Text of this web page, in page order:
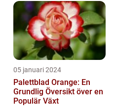
05 januari 2024
Palettblad Orange: En
Grundlig Översikt över en
Populär Växt